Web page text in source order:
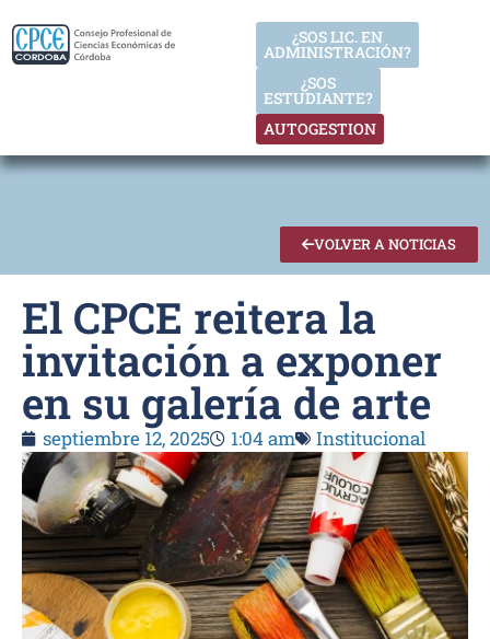
AUTOGESTION
¿SOS
ESTUDIANTE?
¿SOS LIC. EN
ADMINISTRACIÓN?
VOLVER A NOTICIAS
El CPCE reitera la
invitación a exponer
en su galería de arte
septiembre 12, 2025 1:04 am Institucional